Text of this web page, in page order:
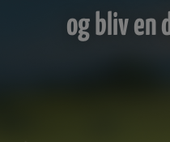
og bliv en